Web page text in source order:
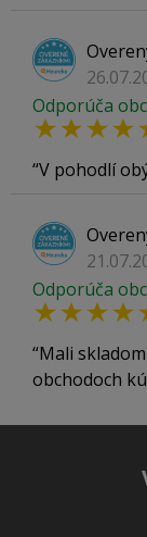
Odporúča
V pohodlí
Odporúča
Mali
obchodoch